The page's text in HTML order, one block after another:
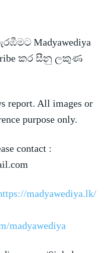
Madyawediya
කර සීනු ලකුණ
report. All images or
purpose only.
contact :
madyawediya.lk/
madyawediya